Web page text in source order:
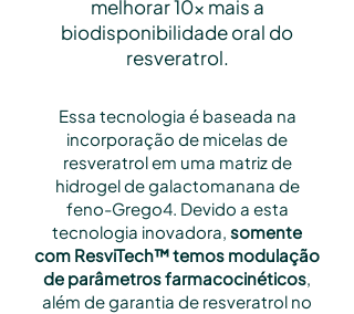
melhorar 10x mais a
biodisponibilidade oral do
resveratrol.
Essa tecnologia é baseada na
incorporação de micelas de
resveratrol em uma matriz de
hidrogel de galactomanana de
feno-Grego4. Devido a esta
tecnologia inovadora, somente
com ResviTech™ temos modulação
de parâmetros farmacocinéticos,
além de garantia de resveratrol no